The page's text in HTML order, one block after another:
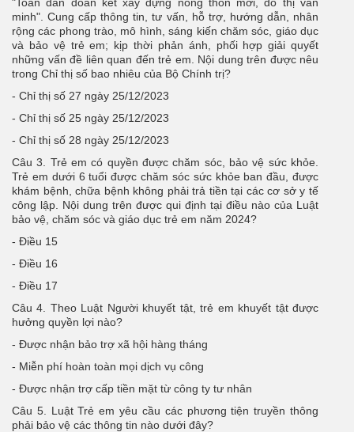
minh". Cung cấp thông tin, tư vấn, hỗ trợ, hướng dẫn, nhân
rộng các phong trào, mô hình, sáng kiến chăm sóc, giáo dục
và bảo vệ trẻ em; kịp thời phản ánh, phối hợp giải quyết
những vấn đề liên quan đến trẻ em. Nội dung trên được nêu
trong Chỉ thị số bao nhiêu của Bộ Chính trị?
- Chỉ thị số 27 ngày 25/12/2023
- Chỉ thị số 25 ngày 25/12/2023
- Chỉ thị số 28 ngày 25/12/2023
Câu 3. Trẻ em có quyền được chăm sóc, bảo vệ sức khỏe.
Trẻ em dưới 6 tuổi được chăm sóc sức khỏe ban đầu, được
khám bệnh, chữa bệnh không phải trả tiền tại các cơ sở y tế
công lập. Nội dung trên được qui định tại điều nào của Luật
bảo vệ, chăm sóc và giáo dục trẻ em năm 2024?
- Điều 15
- Điều 16
- Điều 17
Câu 4. Theo Luật Người khuyết tật, trẻ em khuyết tật được
hưởng quyền lợi nào?
- Được nhận bảo trợ xã hội hàng tháng
- Miễn phí hoàn toàn mọi dịch vụ công
- Được nhận trợ cấp tiền mặt từ công ty tư nhân
Câu 5. Luật Trẻ em yêu cầu các phương tiện truyền thông
phải bảo vệ các thông tin nào dưới đây?